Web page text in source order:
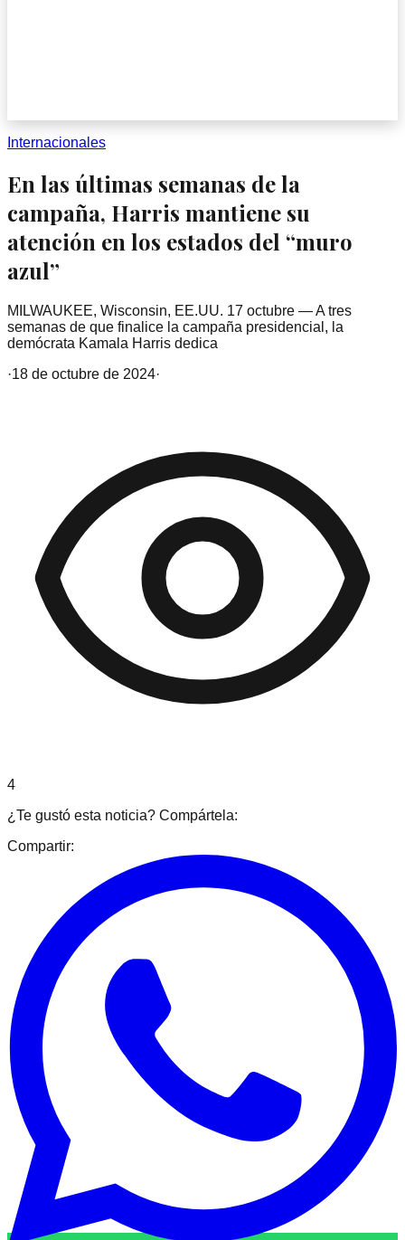
Internacionales
En las últimas semanas de la
campaña, Harris mantiene su
atención en los estados del “muro
azul”
MILWAUKEE, Wisconsin, EE.UU. 17 octubre — A tres
semanas de que finalice la campaña presidencial, la
demócrata Kamala Harris dedica
·18 de octubre de 2024·
4
¿Te gustó esta noticia? Compártela:
Compartir: